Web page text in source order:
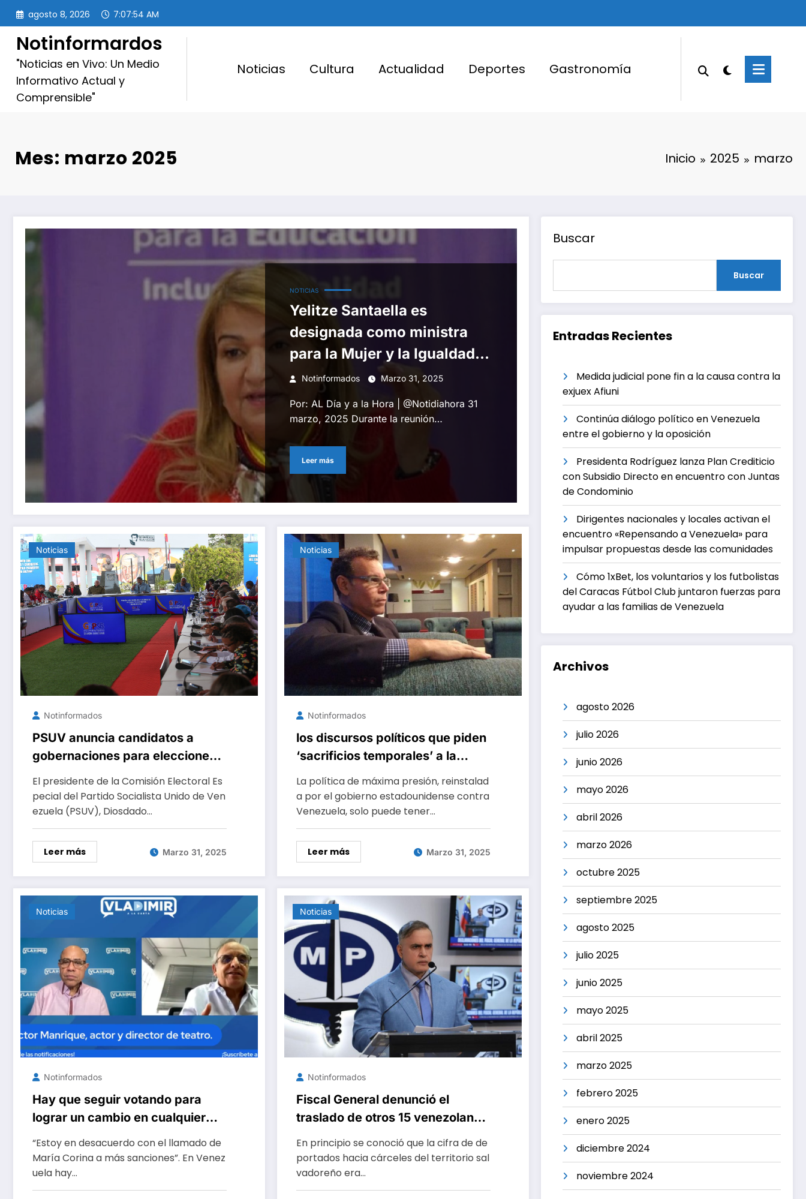
Saltar
contenido
agosto 8, 2026 7:07:56 AM
Notinformardos
"Noticias en Vivo: Un Medio
Informativo Actual y
Comprensible"
Noticias Cultura Actualidad Deportes Gastronomía
Mes: marzo 2025 Inicio 2025 marzo
NOTICIAS
Yelitze Santaella es
designada como ministra
para la Mujer y la Igualdad
de Género
Notinformados Marzo 31, 2025
Por: AL Día y a la Hora | @Notidiahora 31
marzo, 2025 Durante la reunión…
Leer más
Noticias
Notinformados
PSUV anuncia candidatos a
gobernaciones para elecciones
del 25 de mayo
El presidente de la Comisión Electoral Es
pecial del Partido Socialista Unido de Ven
ezuela (PSUV), Diosdado…
Leer más Marzo 31, 2025
Noticias
Notinformados
los discursos políticos que piden
‘sacrificios temporales’ a la
población son meramente
retóricos
La política de máxima presión, reinstalad
a por el gobierno estadounidense contra
Venezuela, solo puede tener…
Leer más Marzo 31, 2025
Noticias
Notinformados
Hay que seguir votando para
lograr un cambio en cualquier
momento
“Estoy en desacuerdo con el llamado de
María Corina a más sanciones”. En Venez
uela hay…
Noticias
Notinformados
Fiscal General denunció el
traslado de otros 15 venezolanos
a El Salvador
En principio se conoció que la cifra de de
portados hacia cárceles del territorio sal
vadoreño era…
Buscar
Buscar
Entradas Recientes
Medida judicial pone fin a la causa contra la
exjuex Afiuni
Continúa diálogo político en Venezuela
entre el gobierno y la oposición
Presidenta Rodríguez lanza Plan Crediticio
con Subsidio Directo en encuentro con Juntas
de Condominio
Dirigentes nacionales y locales activan el
encuentro «Repensando a Venezuela» para
impulsar propuestas desde las comunidades
Cómo 1xBet, los voluntarios y los futbolistas
del Caracas Fútbol Club juntaron fuerzas para
ayudar a las familias de Venezuela
Archivos
agosto 2026
julio 2026
junio 2026
mayo 2026
abril 2026
marzo 2026
octubre 2025
septiembre 2025
agosto 2025
julio 2025
junio 2025
mayo 2025
abril 2025
marzo 2025
febrero 2025
enero 2025
diciembre 2024
noviembre 2024